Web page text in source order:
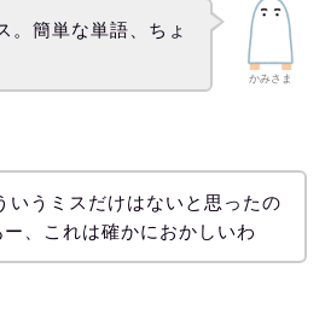
かみさま
。簡単な単語、ちょ
いうミスだけはないと思ったの
、これは確かにおかしいわ